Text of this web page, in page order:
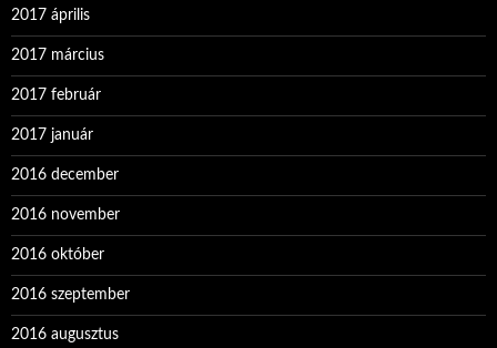
2017 április
2017 március
2017 február
2017 január
2016 december
2016 november
2016 október
2016 szeptember
2016 augusztus